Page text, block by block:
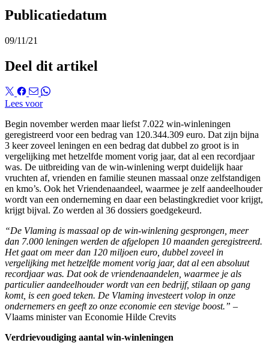
Publicatiedatum
09/11/21
Deel dit artikel
Lees voor
Begin november werden maar liefst 7.022 win-winleningen
geregistreerd voor een bedrag van 120.344.309 euro. Dat zijn bijna
3 keer zoveel leningen en een bedrag dat dubbel zo groot is in
vergelijking met hetzelfde moment vorig jaar, dat al een recordjaar
was. De uitbreiding van de win-winlening werpt duidelijk haar
vruchten af, vrienden en familie steunen massaal onze zelfstandigen
en kmo’s. Ook het Vriendenaandeel, waarmee je zelf aandeelhouder
wordt van een onderneming en daar een belastingkrediet voor krijgt,
krijgt bijval. Zo werden al 36 dossiers goedgekeurd.
“De Vlaming is massaal op de win-winlening gesprongen, meer
dan 7.000 leningen werden de afgelopen 10 maanden geregistreerd.
Het gaat om meer dan 120 miljoen euro, dubbel zoveel in
vergelijking met hetzelfde moment vorig jaar, dat al een absoluut
recordjaar was. Dat ook de vriendenaandelen, waarmee je als
particulier aandeelhouder wordt van een bedrijf, stilaan op gang
komt, is een goed teken. De Vlaming investeert volop in onze
ondernemers en geeft zo onze economie een stevige boost.” –
Vlaams minister van Economie Hilde Crevits
Verdrievoudiging aantal win-winleningen